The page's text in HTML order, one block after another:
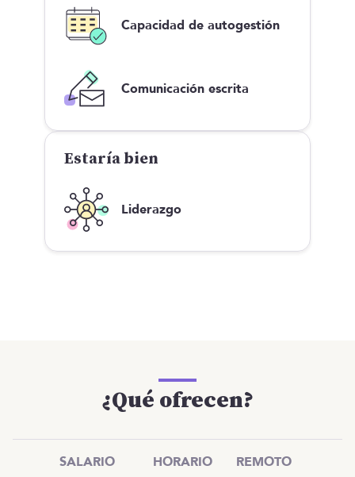
Capacidad de autogestión
Comunicación escrita
Estaría bien
Liderazgo
¿Qué ofrecen?
SALARIO HORARIO REMOTO